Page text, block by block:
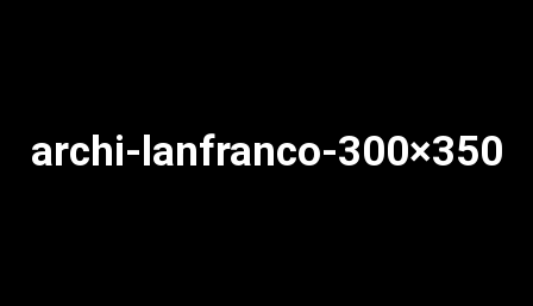
archi-lanfranco-300×350